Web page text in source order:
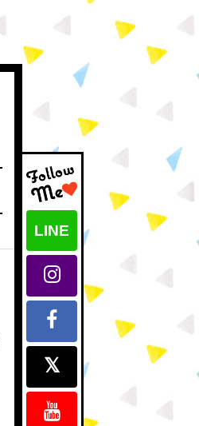
LINE